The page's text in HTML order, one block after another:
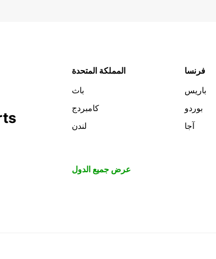
المملكة المتحدة
باث
كامبردج
لندن
فرنسا
باريس
بوردو
آجا
عرض جميع الدول